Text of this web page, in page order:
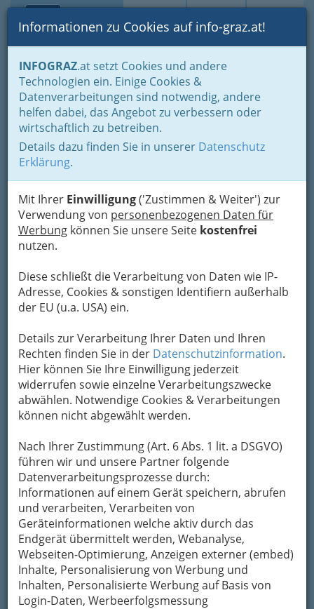
Suche Login Toggle
Informationen zu Cookies auf info-graz.at!
INFOGRAZ.at setzt Cookies und andere
Technologien ein. Einige Cookies &
Datenverarbeitungen sind notwendig, andere
helfen dabei, das Angebot zu verbessern oder
wirtschaftlich zu betreiben.
Details dazu finden Sie in unserer Datenschutz
Erklärung.
Mit Ihrer Einwilligung('Zustimmen & Weiter') zur
Verwendung von personenbezogenen Daten für
Werbung können Sie unsere Seite kostenfrei
nutzen.
Diese schließt die Verarbeitung von Daten wie IP-
Adresse, Cookies & sonstigen Identifiern außerhalb
der EU (u.a. USA) ein.
Details zur Verarbeitung Ihrer Daten und Ihren
Rechten finden Sie in der Datenschutzinformation.
Hier können Sie Ihre Einwilligung jederzeit
widerrufen sowie einzelne Verarbeitungszwecke
abwählen. Notwendige Cookies & Verarbeitungen
können nicht abgewählt werden.
Nach Ihrer Zustimmung (Art. 6 Abs. 1 lit. a DSGVO)
führen wir und unsere Partner folgende
Datenverarbeitungsprozesse durch:
Informationen auf einem Gerät speichern, abrufen
und verarbeiten, Verarbeiten von
Geräteinformationen welche aktiv durch das
Endgerät übermittelt werden, Webanalyse,
Webseiten-Optimierung, Anzeigen externer (embed)
Inhalte, Personalisierung von Werbung und
Inhalten, Personalisierte Werbung auf Basis von
Login-Daten, Werbeerfolgsmessung
Home Lifestyle
Feste feiern
Der schönste Tag im Leben für viele
Mode nach Maß
Mode nach Maß
Kleider machen
(Braut)leute
Kaum ein anderes
Handwerk vereint
Mode, Stil und
Tradition so wie das Schneiderhandwerk.
stilsicher und auf hohem Niveau. Wer gibt sich
an seinem Hochzeitstag schon gern mit einem
Modell von der Stange zufrieden? Besonders
entschieden haben, vertrauen auf
Maßgeschneidertes.Das
Hochzeitsdirndl für „sie“ und der
Trachtenanzug für „ihn“
überzeugen durch höchste Qualität
und erstklassigen Sitz.
nach dem Besuch beim Kleidermacher nicht
länger ein Traum. Nach eigenen Ideen der
zukünftigen Trägerin beziehungsweise des
Trägers kreiert, entstehen mittels fachkundiger
Kenntnisse des Meisters traumhafte Roben, die
garantiert einzigartig sind.
Bezirksauswahl
Alle Bezirke